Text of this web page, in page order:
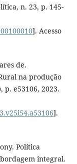
n. 23, p. 145-
]. Acesso
de.
na produção
p. e53106, 2023.
].
Política
integral.